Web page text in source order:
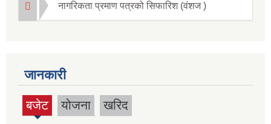
नागरिकता प्रमाण पत्रको सिफारिश (वंशज )
जानकारी
बजेट
(active
योजना खरिद